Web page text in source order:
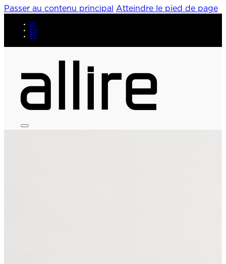
Passer au contenu principal Atteindre le pied de page
PT
EN
FR